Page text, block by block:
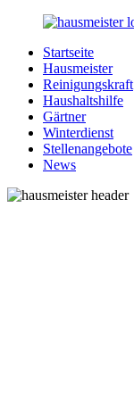
Zurück
Inhalt
Hausmeister.de
Alles
rund
Ihren
Haushalt
Startseite
Hausmeister
Reinigungskraft
Haushaltshilfe
Gärtner
Winterdienst
Stellenangebote
News